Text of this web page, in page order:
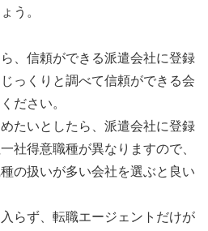
う。
、信頼ができる派遣会社に登録
っくりと調べて信頼ができる会
ださい。
たいとしたら、派遣会社に登録
社得意職種が異なりますので、
の扱いが多い会社を選ぶと良い
らず、転職エージェントだけが